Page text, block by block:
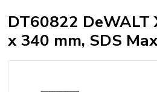
DT60822 DeWALT
x 340 mm, SDS